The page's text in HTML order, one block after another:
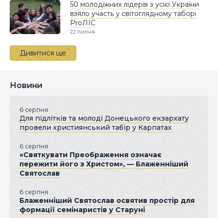
50 молодіжних лідерів з усієї України
взяло участь у світоглядному таборі
ProЛІС
22 липня
Дивитися ще
Новини
6 серпня
Для підлітків та молоді Донецького екзархату
провели християнський табір у Карпатах
6 серпня
«Святкувати Преображення означає
пережити його з Христом», — Блаженніший
Святослав
6 серпня
Блаженніший Святослав освятив простір для
формації семінаристів у Старуні